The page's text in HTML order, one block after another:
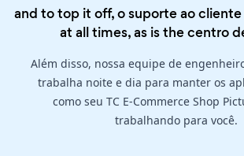
and to top it off, o suporte ao
at all times, as is thecentro
Além disso, nossa equipe de
trabalha noite e dia para manter os
como seu TC E-Commerce Shop
trabalhando para você.